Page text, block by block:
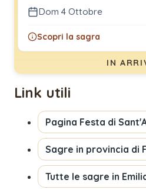
Dom 4 Ottobre
Scopri la sagra
IN
Link utili
Pagina Festa di
Sagre in provincia di
Tutte le sagre in